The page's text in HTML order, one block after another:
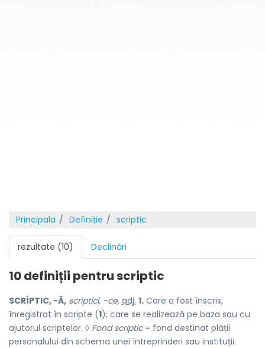
Principala Definiție scriptic
rezultate (10) Declinări
10 definiții pentruscriptic
SCRÍPTIC, -Ă, scriptici, -ce, adj. 1. Care a fost înscris,
înregistrat în scripte (1); care se realizează pe baza sau cu
ajutorul scriptelor. ◊ Fond scriptic= fond destinat plății
personalului din schema unei întreprinderi sau instituții.